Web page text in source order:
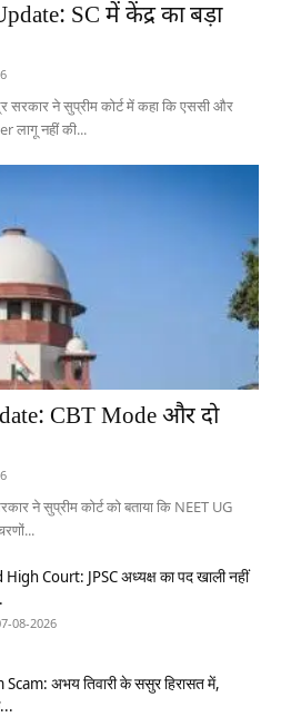
SC में केंद्र का बड़ा
ने सुप्रीम कोर्ट में कहा कि एससी और
लागू नहीं की...
CBT Mode और दो
ने सुप्रीम कोर्ट को बताया कि NEET UG
Court: JPSC अध्यक्ष का पद खाली नहीं
08-2026
Scam: अभय तिवारी के ससुर हिरासत में,